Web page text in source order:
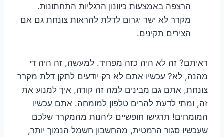
הרצפה באמצעות כיוונון הרגליות התחתונות.
מקרר לא ישר יגרום לדלת להראות צונחת גם אם
הצירים תקינים.
ראיתם? זה לא היה כזה מפחיד. למעשה, זה היה די
מהנה, לא? עכשיו אתם לא רק יודעים לתקן דלת מקרר
צונחת, אתם גם מבינים למה זה קורה, איך למנוע את
זה, ומתי לדעת להרים טלפון למומחה. אתם עכשיו
המומחים! תרגישו חופשיים ליהנות מהמקרר שלכם
שעכשיו סגור הרמטית, מהחשבון חשמל הנמוך יותר,